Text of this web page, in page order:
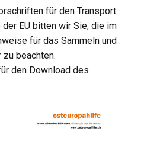
für den Transport
EU bitten wir Sie, die im
für das Sammeln und
beachten.
den Download des